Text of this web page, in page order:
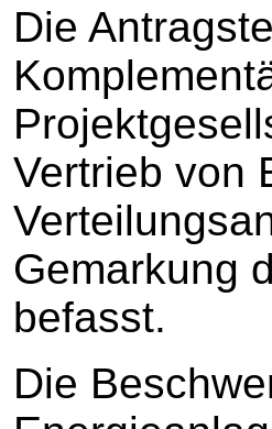
Die
Vertrieb von
Gemarkung
befasst.
Die